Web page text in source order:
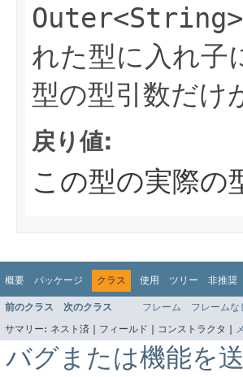
れた型に入れ子
型の型引数だけ
戻り値:
この型の実際の
概要 パッケージ クラス 使用 ツリー 非推奨
前のクラス 次のクラス フレーム フレームな
サマリー: ネスト済 | フィールド | コンストラクタ |
バグまたは機能を